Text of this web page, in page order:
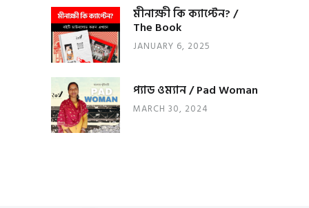
মীনাক্ষী কি ক্যাপ্টেন? /
The Book
JANUARY 6, 2025
প্যাড ওম্যান / Pad Woman
MARCH 30, 2024